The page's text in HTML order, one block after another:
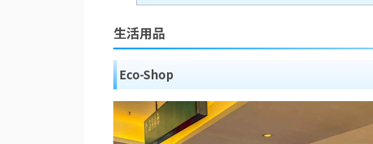
生活用品
Eco-Shop